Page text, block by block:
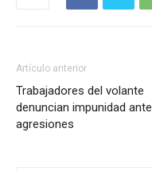
Artículo anterior
Trabajadores del volante
denuncian impunidad ante
agresiones